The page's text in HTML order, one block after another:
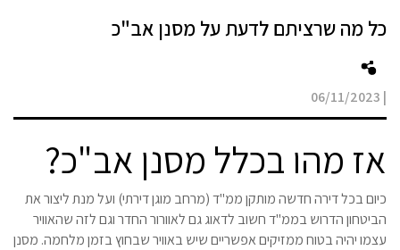
כל מה שרציתם לדעת על מסנן אב"כ
|
06/11/2023
אז מהו בכלל מסנן אב"כ?
כיום בכל דירה חדשה מותקן ממ"ד (מרחב מוגן דירתי) ועל מנת ליצור את
הביטחון הדרוש בממ"ד חשוב לדאוג גם לאוורור החדר וגם לזה שהאוויר
עצמו יהיה בטוח ממזיקים אפשריים שיש באוויר שבחוץ בזמן מלחמה. מסנן